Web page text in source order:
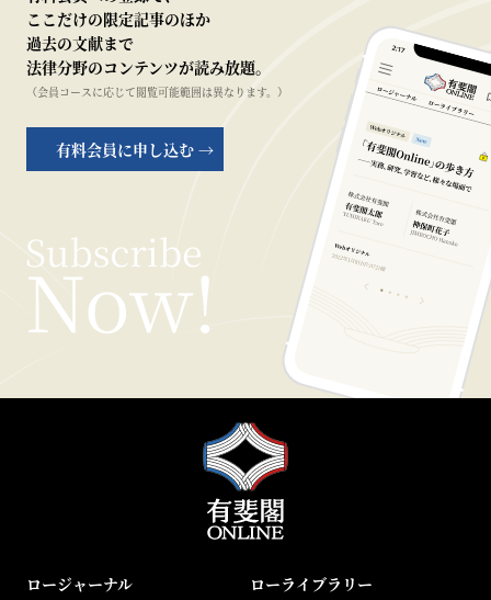
ここだけの限定記事のほか
過去の文献まで
法律分野のコンテンツが読み放題。
（会員コースに応じて閲覧可能範囲は異なります。）
有料会員に申し込む →
ロージャーナル ローライブラリー